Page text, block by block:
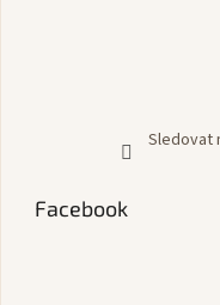
Sledovat
Facebook